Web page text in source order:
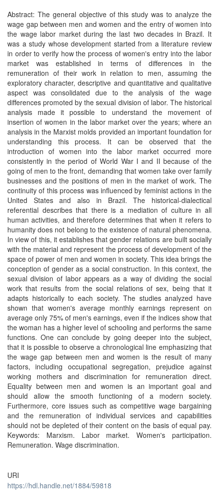
Abstract: The general objective of this study was to analyze the
wage gap between men and women and the entry of women into
the wage labor market during the last two decades in Brazil. It
was a study whose development started from a literature review
in order to verify how the process of women's entry into the labor
market was established in terms of differences in the
remuneration of their work in relation to men, assuming the
exploratory character, descriptive and quantitative and qualitative
aspect was consolidated due to the analysis of the wage
differences promoted by the sexual division of labor. The historical
analysis made it possible to understand the movement of
insertion of women in the labor market over the years; where an
analysis in the Marxist molds provided an important foundation for
understanding this process. It can be observed that the
introduction of women into the labor market occurred more
consistently in the period of World War I and II because of the
going of men to the front, demanding that women take over family
businesses and the positions of men in the market of work. The
continuity of this process was influenced by feminist actions in the
United States and also in Brazil. The historical-dialectical
referential describes that there is a mediation of culture in all
human activities, and therefore determines that when it refers to
humanity does not belong to the existence of natural phenomena.
In view of this, it establishes that gender relations are built socially
with the material and represent the process of development of the
space of power of men and women in society. This idea brings the
conception of gender as a social construction. In this context, the
sexual division of labor appears as a way of dividing the social
work that results from the social relations of sex, being that it
adapts historically to each society. The studies analyzed have
shown that women's average monthly earnings represent on
average only 75% of men's earnings, even if the indices show that
the woman has a higher level of schooling and performs the same
functions. One can conclude by going deeper into the subject,
that it is possible to observe a chronological line emphasizing that
the wage gap between men and women is the result of many
factors, including occupational segregation, prejudice against
working mothers and discrimination for remuneration direct.
Equality between men and women is an important goal and
should allow the smooth functioning of a modern society.
Furthermore, core issues such as competitive wage bargaining
and the remuneration of individual services and capabilities
should not be depleted of their content on the basis of equal pay.
Keywords: Marxism. Labor market. Women's participation.
Remuneration. Wage discrimination.
URI
https://hdl.handle.net/1884/59818